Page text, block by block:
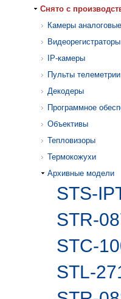
Cнято с
Камеры аналоговые
Видеорегистраторы
IP-камеры
Пульты телеметрии
Декодеры
Программное
Объективы
Тепловизоры
Термокожухи
Архивные модели
STS-
STR-
STC-
STL-